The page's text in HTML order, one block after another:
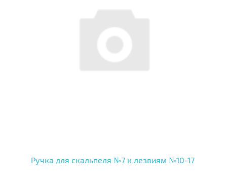
Ручка для скальпеля №7 к лезвиям №10-17